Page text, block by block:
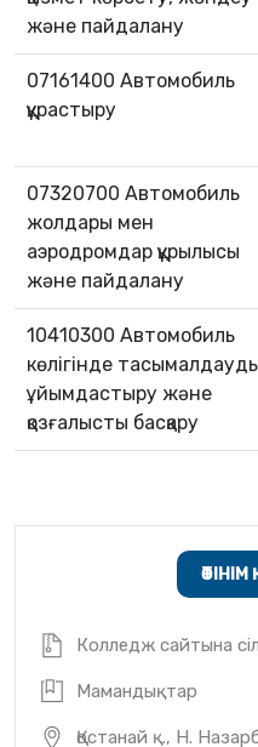
Колледж сайтына
Мамандықтар
Қостанай қ., Н.
және пайдалану
07161400 Автомобиль
құрастыру
07320700 Автомобиль
жолдары мен
аэродромдар құрылысы
және пайдалану
10410300 Автомобиль
көлігінде
ұйымдастыру және
қозғалысты басқару